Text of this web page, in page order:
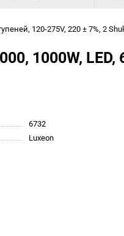
120-275V, 220 ± 7%, 2
1000W, LED,
6732
Luxeon